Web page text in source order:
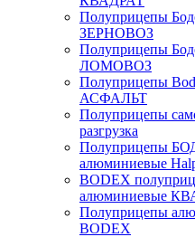
Полуприцепы
ЗЕРНОВОЗ
Полуприцепы
ЛОМОВОЗ
Полуприцепы
АСФАЛЬТ
Полуприцепы
разгрузка
Полуприцепы
алюминиевые
BODEX
алюминиевые
Полуприцепы
BODEX